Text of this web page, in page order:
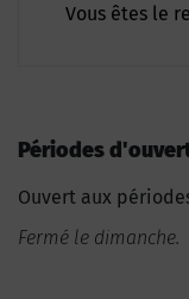
Vous êtes le
Périodes
Ouvert aux
Fermé le dimanche.